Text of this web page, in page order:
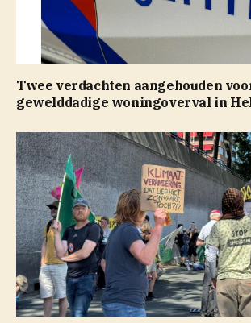
Twee verdachten aangehouden
gewelddadige woningoverval in